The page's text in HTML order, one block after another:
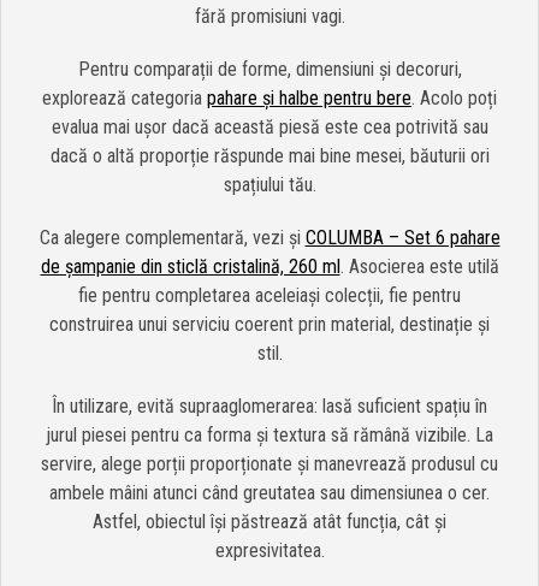
fără promisiuni vagi.
Pentru comparații de forme, dimensiuni și decoruri,
explorează categoria pahare și halbe pentru bere. Acolo poți
evalua mai ușor dacă această piesă este cea potrivită sau
dacă o altă proporție răspunde mai bine mesei, băuturii ori
spațiului tău.
Ca alegere complementară, vezi și COLUMBA – Set 6 pahare
de șampanie din sticlă cristalină, 260 ml. Asocierea este utilă
fie pentru completarea aceleiași colecții, fie pentru
construirea unui serviciu coerent prin material, destinație și
stil.
În utilizare, evită supraaglomerarea: lasă suficient spațiu în
jurul piesei pentru ca forma și textura să rămână vizibile. La
servire, alege porții proporționate și manevrează produsul cu
ambele mâini atunci când greutatea sau dimensiunea o cer.
Astfel, obiectul își păstrează atât funcția, cât și
expresivitatea.